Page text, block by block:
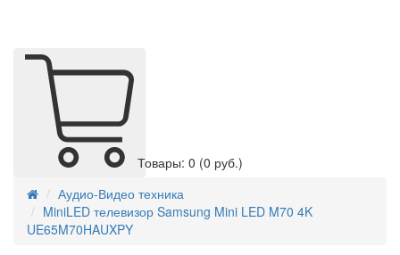
Товары: 0 (0 руб.)
Аудио-Видео техника
MiniLED телевизор Samsung Mini LED M70 4K
UE65M70HAUXPY